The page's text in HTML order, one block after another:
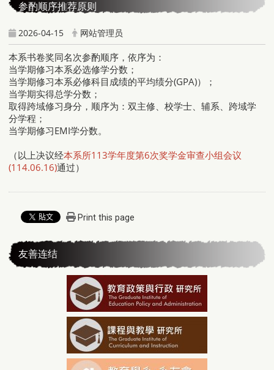
参酌顺序推荐原则
2026-04-15 网站管理员
本系书卷奖同名次参酌顺序，依序为：
当学期修习本系必选修学分数；
当学期修习本系必修科目成绩的平均绩分(GPA)）；
当学期实得总学分数；
取得跨域修习身分，顺序为：双主修、校学士、辅系、跨域学
分学程；
当学期修习EMI学分数。
（以上决议经本系所113学年度第6次奖学金审查小组会议
(114.06.16)通过）
Print this page
友善连结